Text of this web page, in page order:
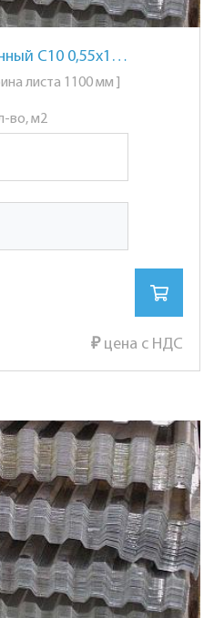
Профнастил оцинкованный С10 0,55х1100
листа 1100 мм ]
во, м2
₽цена с НДС